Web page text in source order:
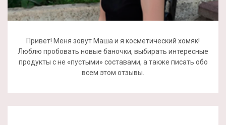
Привет! Меня зовут Маша и я косметический хомяк!
Люблю пробовать новые баночки, выбирать интересные
продукты с не «пустыми» составами, а также писать обо
всем этом отзывы.